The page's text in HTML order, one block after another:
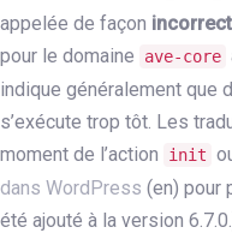
appelée de façon
pour le domaine
ave-core
indique généralement que
s’exécute trop tôt. Les
moment de l’action
init
dans WordPress (en) pour
été ajouté à la version